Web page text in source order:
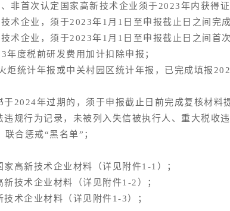
首次认定国家高新技术企业须于2023年内获得证
企业，须于2023年1月1日至申报截止日之间完成
企业，须于2023年1月1日至申报截止日之间首次
度税前研发费用加计扣除申报；
统计年报或中关村园区统计年报，已完成填报
年过期的，须于申报截止日前完成复核材料提
行为记录，未被列入失信被执行人、重大税收违
合惩戒“黑名单”；
新技术企业材料（详见附件1-1）；
术企业材料（详见附件1-2）；
企业材料（详见附件1-3）；